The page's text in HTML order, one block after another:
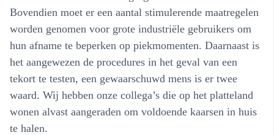
Bovendien moet er een aantal stimulerende maatregelen
worden genomen voor grote industriële gebruikers om
hun afname te beperken op piekmomenten. Daarnaast is
het aangewezen de procedures in het geval van een
tekort te testen, een gewaarschuwd mens is er twee
waard. Wij hebben onze collega’s die op het platteland
wonen alvast aangeraden om voldoende kaarsen in huis
te halen.